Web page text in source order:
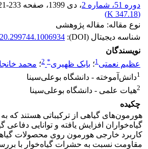
دوره 51، شماره 2
، دی 1399 ، صفحه 233
(
347.18 K
)
نوع مقاله: مقاله پژوهشی
شناسه دیجیتال (DOI):
نویسندگان
عظیم نعمتی1؛ بابک ظهیری*
2؛ محمد
1دانش‌آموخته - دانشگاه بوعلی‌سینا
2هیات علمی - دانشگاه بوعلی‌سینا
چکیده
هورمون‌های گیاهی از ترکیباتی هستند که به
گیاه‌خواران افزایش یافته و توانایی دفاعی
کاربرد خارجی هورمون روی محصولات
مقاومت نسبت به حشرات گیاه‌خوار با